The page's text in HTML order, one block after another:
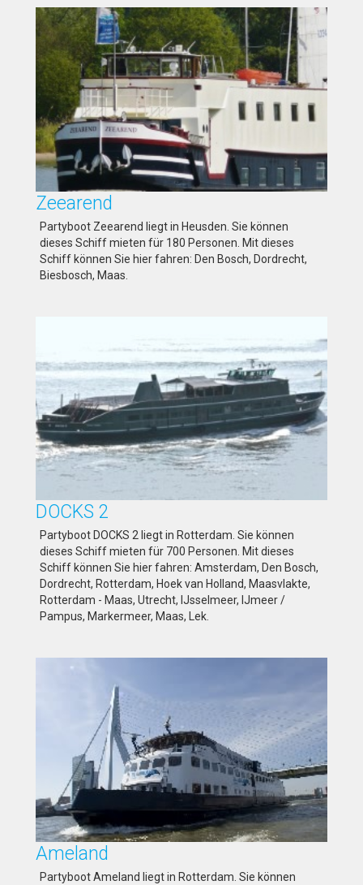
Zeearend
Partyboot Zeearend liegt in Heusden. Sie können
dieses Schiff mieten für 180 Personen. Mit dieses
Schiff können Sie hier fahren: Den Bosch, Dordrecht,
Biesbosch, Maas.
DOCKS 2
Partyboot DOCKS 2 liegt in Rotterdam. Sie können
dieses Schiff mieten für 700 Personen. Mit dieses
Schiff können Sie hier fahren: Amsterdam, Den Bosch,
Dordrecht, Rotterdam, Hoek van Holland, Maasvlakte,
Rotterdam - Maas, Utrecht, IJsselmeer, IJmeer /
Pampus, Markermeer, Maas, Lek.
Ameland
Partyboot Ameland liegt in Rotterdam. Sie können